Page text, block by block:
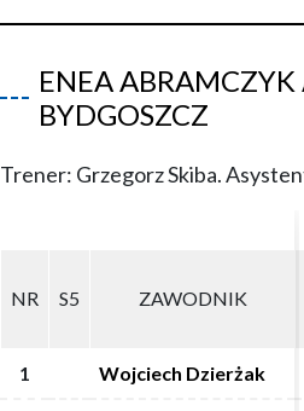
ENEA ABRAMCZYK
BYDGOSZCZ
Trener: Grzegorz Skiba.
NR S5 ZAWODNIK
1 Wojciech Dzierżak
NR S5 ZAWODNIK
1 Wojciech Dzierżak